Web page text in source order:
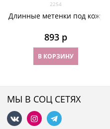
2254
Длинные метенки под кожу
893 р
В КОРЗИНУ
МЫ В СОЦ СЕТЯХ